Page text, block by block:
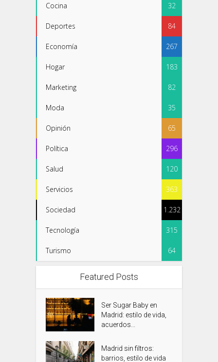
Cocina 32
Deportes 84
Economía 267
Hogar 183
Marketing 82
Moda 35
Opinión 65
Política 296
Salud 120
Servicios 363
Sociedad 1.232
Tecnología 315
Turismo 64
Featured Posts
Ser Sugar Baby en
Madrid: estilo de vida,
acuerdos...
Madrid sin filtros:
barrios, estilo de vida